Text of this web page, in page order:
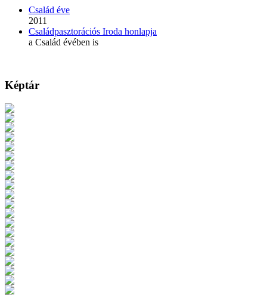
Család éve
2011
Családpasztorációs Iroda honlapja
a Család évében is
Képtár